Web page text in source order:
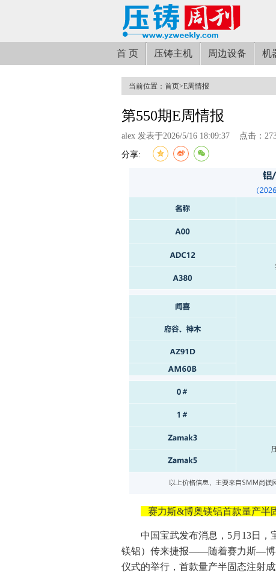
首 页 压铸主机 周边设备 机
当前位置： 首页>E周情报
第550期E周情报
alex 发表于2026/5/16 18:09:37 点击：
分享:
赛力斯&博奥镁铝首款量产半
中国宝武发布消息，5月13日
镁铝）传来捷报——随着赛力斯—博
仪式的举行，首款量产半固态注射